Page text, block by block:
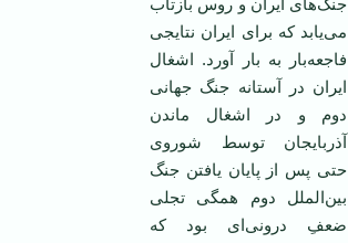
جنگ‌های ایران و روس بازتاب
می‌یابد که برای ایران نتایجی
فاجعه‌بار به بار آورد. اشغال
ایران در آستانه جنگ جهانی
دوم و در اشغال ماندن
آذربایجان توسط شوروی
حتی پس از پایان یافتن جنگ
بین‌الملل دوم همگی تجلی
ضعفِ درونی‌ای بود که